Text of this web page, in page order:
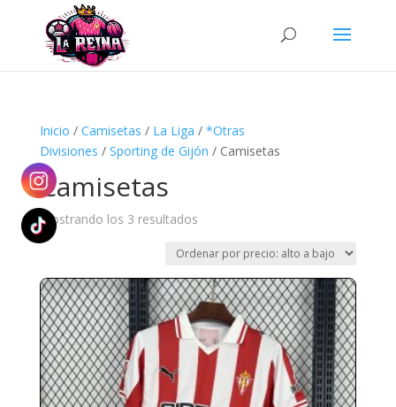
Búsqueda
productos
Inicio / Camisetas / La Liga / *Otras
Divisiones / Sporting de Gijón / Camisetas
Camisetas
Mostrando los 3 resultadosOrdenado
precio:
alto
a
bajo